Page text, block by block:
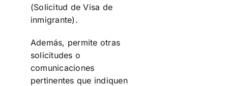
(Solicitud de Visa de
inmigrante).
Además, permite otras
solicitudes o
comunicaciones
pertinentes que indiquen